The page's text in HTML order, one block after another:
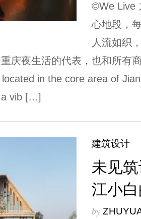
©We Live
心地段，
人流如织
庆夜生活的代表，也和所有
located in the core area of
a vib […]
建筑设计
未见
江小
by